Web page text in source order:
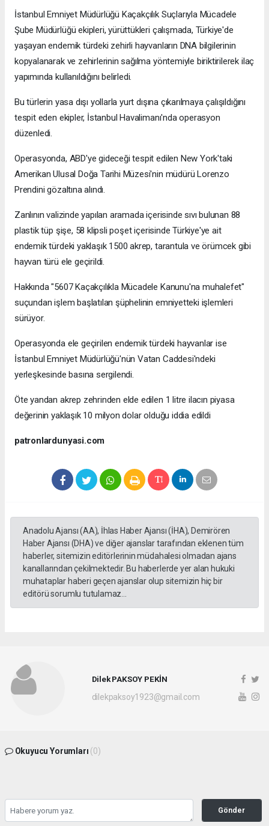
İstanbul Emniyet Müdürlüğü Kaçakçılık Suçlarıyla Mücadele
Şube Müdürlüğü ekipleri, yürüttükleri çalışmada, Türkiye'de
yaşayan endemik türdeki zehirli hayvanların DNA bilgilerinin
kopyalanarak ve zehirlerinin sağılma yöntemiyle biriktirilerek ilaç
yapımında kullanıldığını belirledi.
Bu türlerin yasa dışı yollarla yurt dışına çıkarılmaya çalışıldığını
tespit eden ekipler, İstanbul Havalimanı'nda operasyon
düzenledi.
Operasyonda, ABD'ye gideceği tespit edilen New York'taki
Amerikan Ulusal Doğa Tarihi Müzesi'nin müdürü Lorenzo
Prendini gözaltına alındı.
Zanlının valizinde yapılan aramada içerisinde sıvı bulunan 88
plastik tüp şişe, 58 klipsli poşet içerisinde Türkiye'ye ait
endemik türdeki yaklaşık 1500 akrep, tarantula ve örümcek gibi
hayvan türü ele geçirildi.
Hakkında "5607 Kaçakçılıkla Mücadele Kanunu'na muhalefet"
suçundan işlem başlatılan şüphelinin emniyetteki işlemleri
sürüyor.
Operasyonda ele geçirilen endemik türdeki hayvanlar ise
İstanbul Emniyet Müdürlüğü'nün Vatan Caddesi'ndeki
yerleşkesinde basına sergilendi.
Öte yandan akrep zehrinden elde edilen 1 litre ilacın piyasa
değerinin yaklaşık 10 milyon dolar olduğu iddia edildi
patronlardunyasi.com
Anadolu Ajansı (AA), İhlas Haber Ajansı (İHA), Demirören
Haber Ajansı (DHA) ve diğer ajanslar tarafından eklenen tüm
haberler, sitemizin editörlerinin müdahalesi olmadan ajans
kanallarından çekilmektedir. Bu haberlerde yer alan hukuki
muhataplar haberi geçen ajanslar olup sitemizin hiç bir
editörü sorumlu tutulamaz...
Dilek PAKSOY PEKİN
dilekpaksoy1923@gmail.com
Okuyucu Yorumları (0)
Gönder